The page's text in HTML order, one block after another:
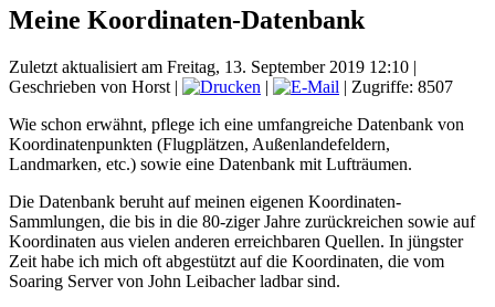
Meine Koordinaten-Datenbank
Zuletzt aktualisiert am Freitag, 13. September 2019 12:10 |
Geschrieben von Horst | |
| Zugriffe: 8507
Wie schon erwähnt, pflege ich eine umfangreiche Datenbank von
Koordinatenpunkten (Flugplätzen, Außenlandefeldern,
Landmarken, etc.) sowie eine Datenbank mit Lufträumen.
Die Datenbank beruht auf meinen eigenen Koordinaten-
Sammlungen, die bis in die 80-ziger Jahre zurückreichen sowie auf
Koordinaten aus vielen anderen erreichbaren Quellen. In jüngster
Zeit habe ich mich oft abgestützt auf die Koordinaten, die vom
Soaring Server von John Leibacher ladbar sind.